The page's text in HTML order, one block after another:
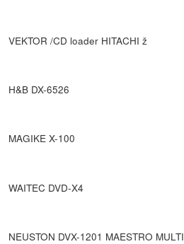
VEKTOR /CD loader HITACHI ž
H&B DX-6526
MAGIKE X-100
WAITEC DVD-X4
NEUSTON DVX-1201 MAESTRO